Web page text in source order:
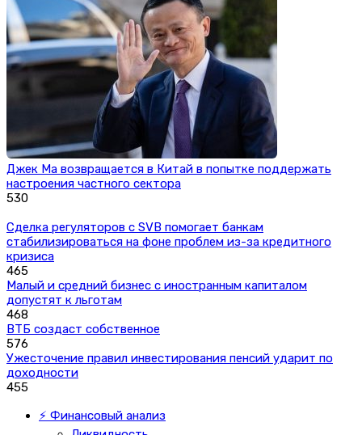
Джек Ма возвращается в Китай в попытке поддержать
настроения частного сектора
530
Сделка регуляторов с SVB помогает банкам
стабилизироваться на фоне проблем из-за кредитного
кризиса
465
Малый и средний бизнес с иностранным капиталом
допустят к льготам
468
ВТБ создаст собственное
576
Ужесточение правил инвестирования пенсий ударит по
доходности
455
⚡ Финансовый анализ